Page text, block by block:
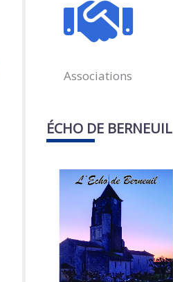
Associations
ÉCHO DE BERNEUIL